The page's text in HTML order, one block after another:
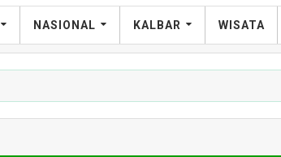
NASIONAL KALBAR WISATA